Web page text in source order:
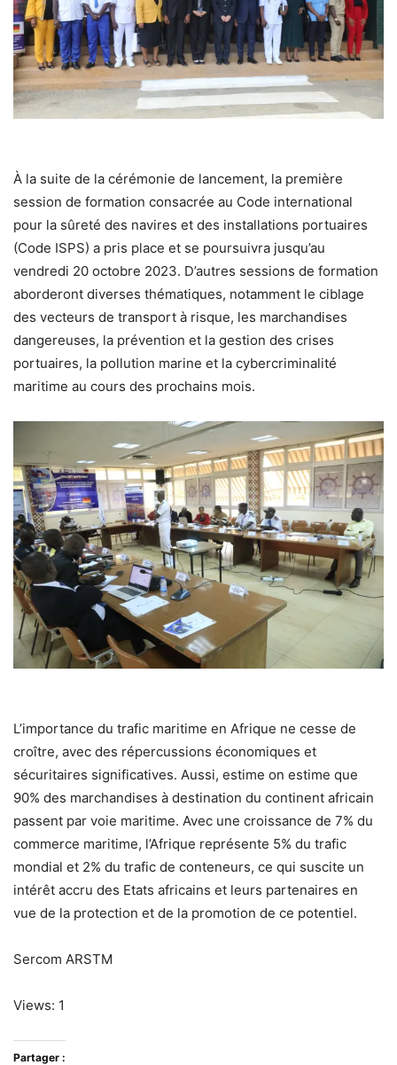
À la suite de la cérémonie de lancement, la première
session de formation consacrée au Code international
pour la sûreté des navires et des installations portuaires
(Code ISPS) a pris place et se poursuivra jusqu’au
vendredi 20 octobre 2023. D’autres sessions de formation
aborderont diverses thématiques, notamment le ciblage
des vecteurs de transport à risque, les marchandises
dangereuses, la prévention et la gestion des crises
portuaires, la pollution marine et la cybercriminalité
maritime au cours des prochains mois.
L’importance du trafic maritime en Afrique ne cesse de
croître, avec des répercussions économiques et
sécuritaires significatives. Aussi, estime on estime que
90% des marchandises à destination du continent africain
passent par voie maritime. Avec une croissance de 7% du
commerce maritime, l’Afrique représente 5% du trafic
mondial et 2% du trafic de conteneurs, ce qui suscite un
intérêt accru des Etats africains et leurs partenaires en
vue de la protection et de la promotion de ce potentiel.
Sercom ARSTM
Views: 1
Partager :